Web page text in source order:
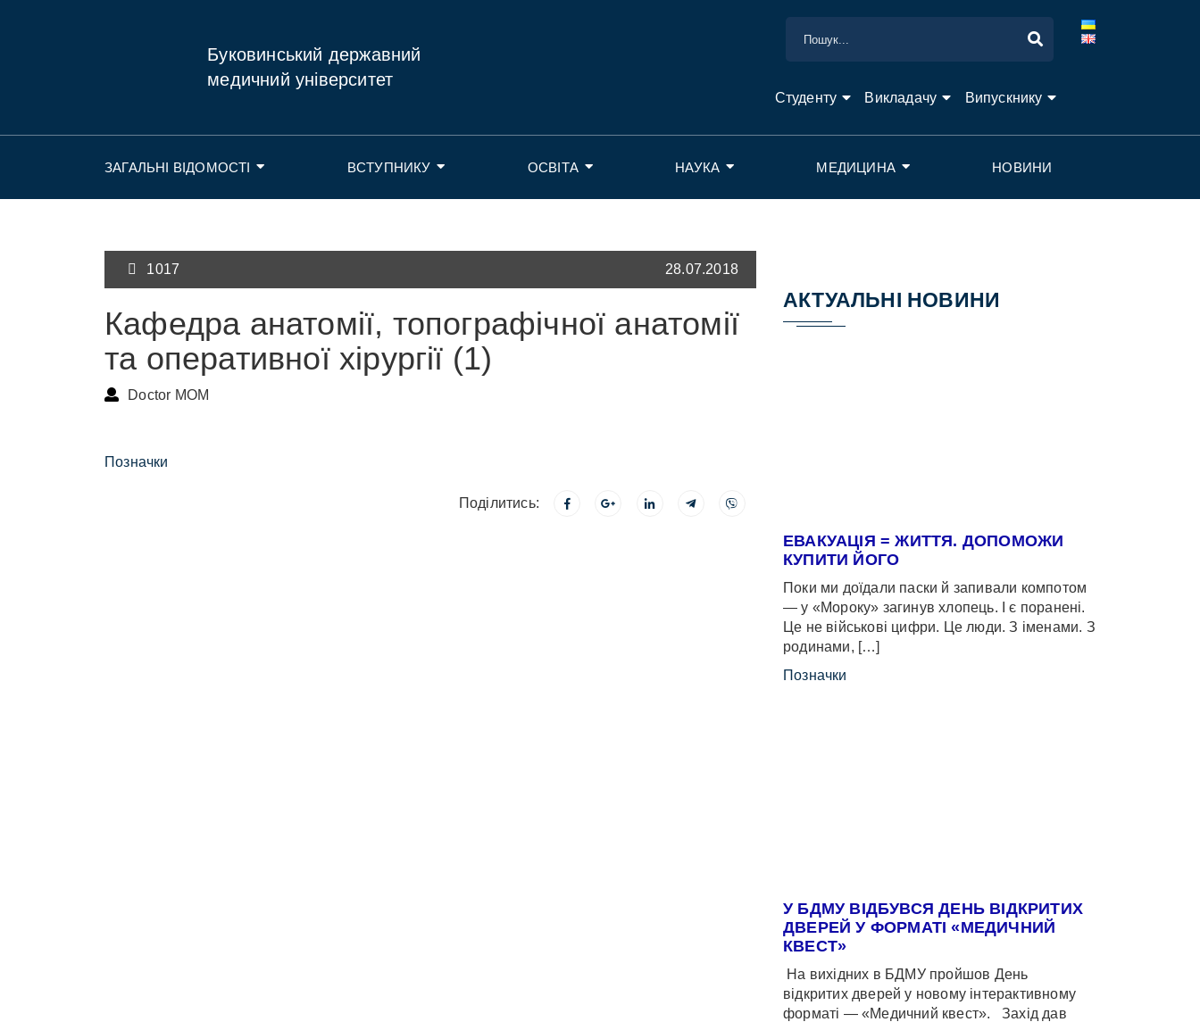
Буковинський державний
медичний університет
Студенту Викладачу Випускнику
ЗАГАЛЬНІ ВІДОМОСТІ ВСТУПНИКУ ОСВІТА НАУКА МЕДИЦИНА НОВИНИ
1017 28.07.2018
Кафедра анатомії, топографічної анатомії
та оперативної хірургії (1)
Doctor MOM
Позначки
Поділитись:
АКТУАЛЬНІ НОВИНИ
ЕВАКУАЦІЯ = ЖИТТЯ. ДОПОМОЖИ
КУПИТИ ЙОГО
Поки ми доїдали паски й запивали компотом
— у «Мороку» загинув хлопець. І є поранені.
Це не військові цифри. Це люди. З іменами. З
родинами, […]
Позначки
У БДМУ ВІДБУВСЯ ДЕНЬ ВІДКРИТИХ
ДВЕРЕЙ У ФОРМАТІ «МЕДИЧНИЙ
КВЕСТ»
На вихідних в БДМУ пройшов День
відкритих дверей у новому інтерактивному
форматі — «Медичний квест». Захід дав